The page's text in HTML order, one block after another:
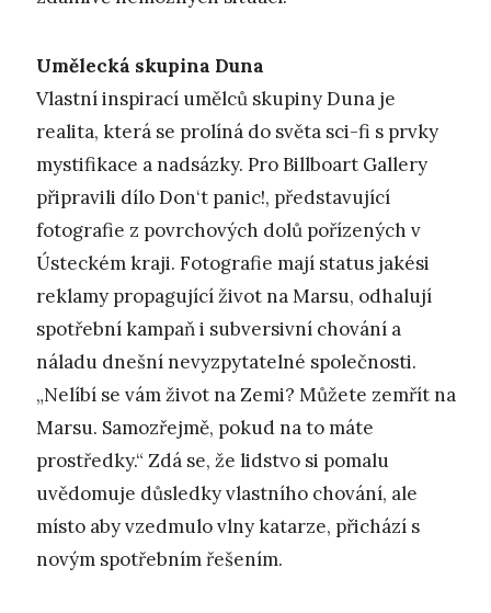
Umělecká skupina Duna
Vlastní inspirací umělců skupiny Duna je
realita, která se prolíná do světa sci-fi s prvky
mystifikace a nadsázky. Pro Billboart Gallery
připravili dílo Don‘t panic!, představující
fotografie z povrchových dolů pořízených v
Ústeckém kraji. Fotografie mají status jakési
reklamy propagující život na Marsu, odhalují
spotřební kampaň i subversivní chování a
náladu dnešní nevyzpytatelné společnosti.
„Nelíbí se vám život na Zemi? Můžete zemřít na
Marsu. Samozřejmě, pokud na to máte
prostředky.“ Zdá se, že lidstvo si pomalu
uvědomuje důsledky vlastního chování, ale
místo aby vzedmulo vlny katarze, přichází s
novým spotřebním řešením.